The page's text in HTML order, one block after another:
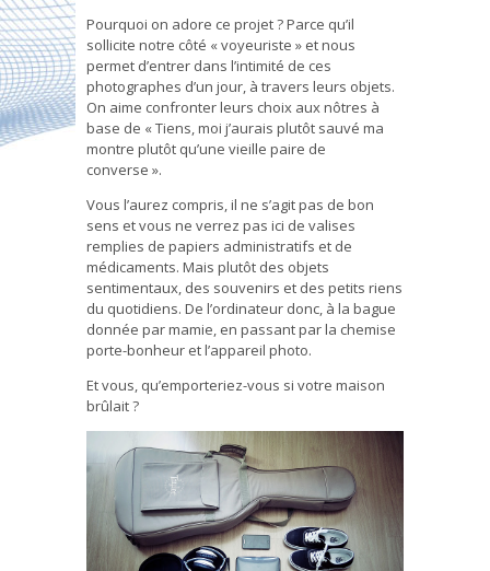
Pourquoi on adore ce projet ? Parce qu’il
sollicite notre côté « voyeuriste » et nous
permet d’entrer dans l’intimité de ces
photographes d’un jour, à travers leurs objets.
On aime confronter leurs choix aux nôtres à
base de « Tiens, moi j’aurais plutôt sauvé ma
montre plutôt qu’une vieille paire de
converse ».
Vous l’aurez compris, il ne s’agit pas de bon
sens et vous ne verrez pas ici de valises
remplies de papiers administratifs et de
médicaments. Mais plutôt des objets
sentimentaux, des souvenirs et des petits riens
du quotidiens. De l’ordinateur donc, à la bague
donnée par mamie, en passant par la chemise
porte-bonheur et l’appareil photo.
Et vous, qu’emporteriez-vous si votre maison
brûlait ?